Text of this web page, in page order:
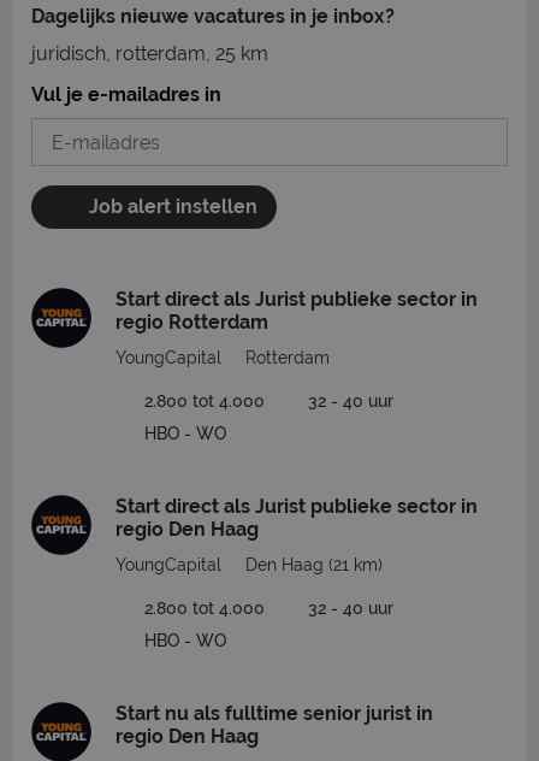
Dagelijks nieuwe vacatures in je inbox?
juridisch, rotterdam, 25 km
Vul je e-mailadres in
Job alert instellen
Start direct als Jurist publieke sector in
regio Rotterdam
YoungCapital Rotterdam
2.800 tot 4.000
32 - 40 uur
HBO - WO
Start direct als Jurist publieke sector in
regio Den Haag
YoungCapital Den Haag (21 km)
2.800 tot 4.000
32 - 40 uur
HBO - WO
Start nu als fulltime senior jurist in
regio Den Haag